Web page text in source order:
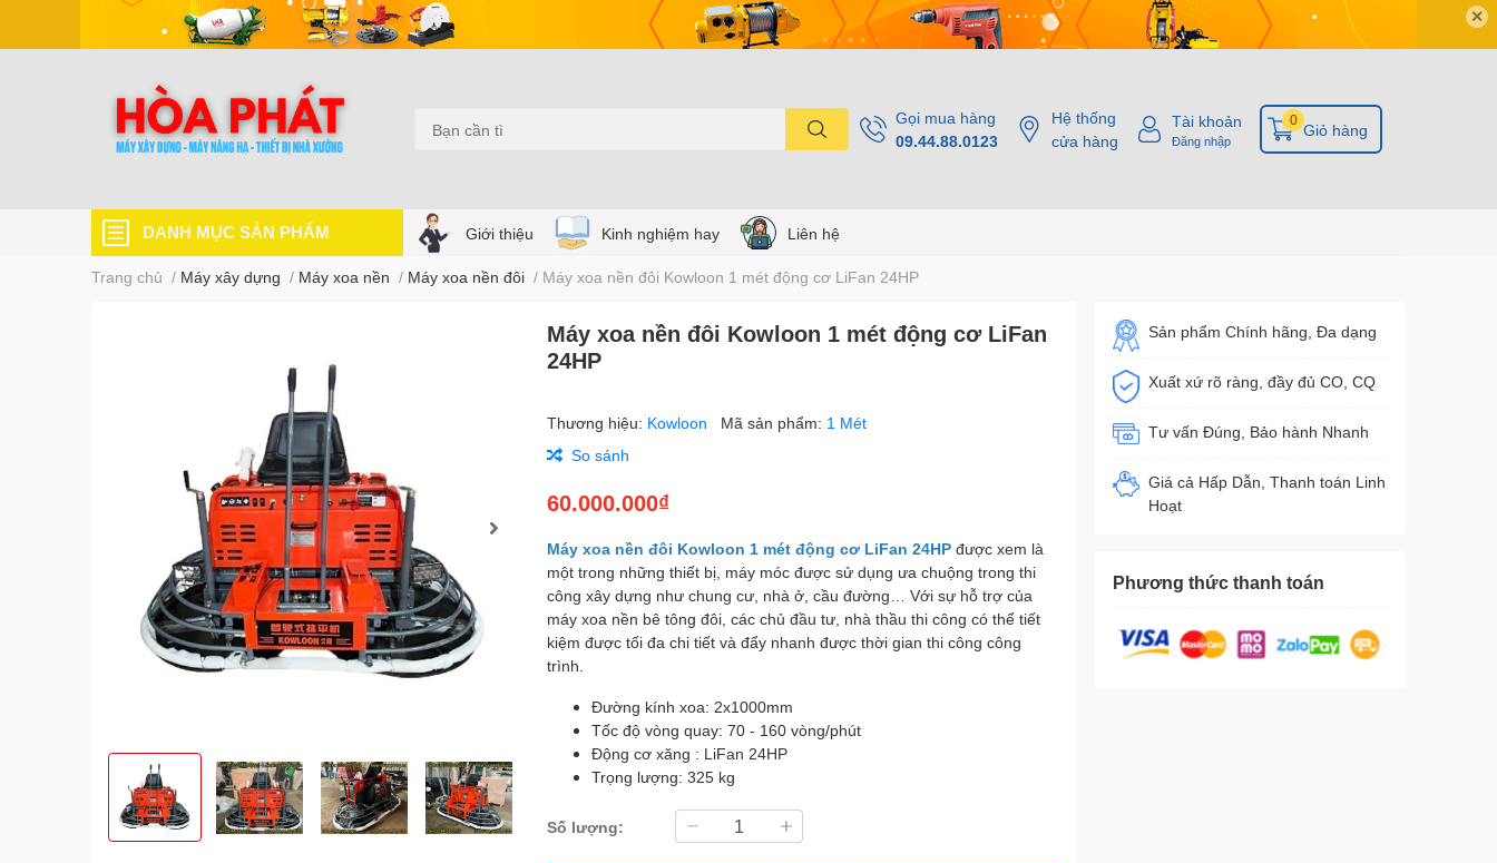
✕
Gọi mua hàng
09.44.88.0123
Hệ thống
cửa hàng
Tài khoản
Đăng nhập
Giỏ hàng
0
DANH MỤC SẢN PHẨM Giới thiệu Kinh nghiệm hay Liên hệ
Trang chủ / Máy xây dựng / Máy xoa nền / Máy xoa nền đôi / Máy xoa nền đôi Kowloon 1 mét động cơ LiFan 24HP
Máy xoa nền đôi Kowloon 1 mét động cơ LiFan
24HP
Thương hiệu: Kowloon Mã sản phẩm: 1 Mét
So sánh
60.000.000₫
Máy xoa nền đôi Kowloon 1 mét động cơ LiFan 24HP được xem là
một trong những thiết bị, máy móc được sử dụng ưa chuộng trong thi
công xây dựng như chung cư, nhà ở, cầu đường… Với sự hỗ trợ của
máy xoa nền bê tông đôi, các chủ đầu tư, nhà thầu thi công có thể tiết
kiệm được tối đa chi tiết và đẩy nhanh được thời gian thi công công
trình.
Đường kính xoa: 2x1000mm
Tốc độ vòng quay: 70 - 160 vòng/phút
Động cơ xăng : LiFan 24HP
Trọng lượng: 325 kg
Số lượng:
Sản phẩm Chính hãng, Đa dạng
Xuất xứ rõ ràng, đầy đủ CO, CQ
Tư vấn Đúng, Bảo hành Nhanh
Giá cả Hấp Dẫn, Thanh toán Linh
Hoạt
Phương thức thanh toán